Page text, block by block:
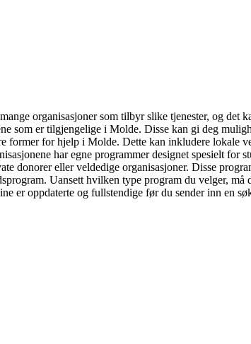
organisasjoner som tilbyr slike tjenester, og det
som er tilgjengelige i Molde. Disse kan gi deg
former for hjelp i Molde. Dette kan inkludere lokale
har egne programmer designet spesielt for
donorer eller veldedige organisasjoner. Disse
Uansett hvilken type program du velger, må
er oppdaterte og fullstendige før du sender inn en